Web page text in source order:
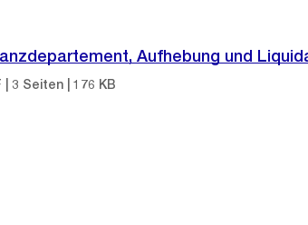
Aufhebung und
| 3 Seiten | 176 KB